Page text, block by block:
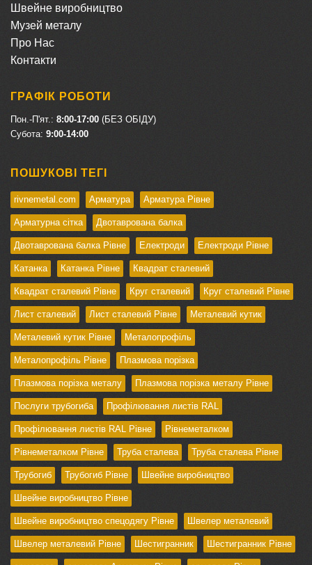
Швейне виробництво
Музей металу
Про Нас
Контакти
ГРАФІК РОБОТИ
Пон.-П'ят.: 8:00-17:00 (БЕЗ ОБІДУ)
Cубота: 9:00-14:00
ПОШУКОВІ ТЕГІ
rivnemetal.com Арматура Арматура Рівне
Арматурна сітка Двотаврована балка
Двотаврована балка Рівне Електроди Електроди Рівне
Катанка Катанка Рівне Квадрат сталевий
Квадрат сталевий Рівне Круг сталевий Круг сталевий Рівне
Лист сталевий Лист сталевий Рівне Металевий кутик
Металевий кутик Рівне Металопрофіль
Металопрофіль Рівне Плазмова порізка
Плазмова порізка металу Плазмова порізка металу Рівне
Послуги трубогиба Профілювання листів RAL
Профілювання листів RAL Рівне Рівнеметалком
Рівнеметалком Рівне Труба сталева Труба сталева Рівне
Трубогиб Трубогиб Рівне Швейне виробництво
Швейне виробництво Рівне
Швейне виробництво спецодягу Рівне Швелер металевий
Швелер металевий Рівне Шестигранник Шестигранник Рівне